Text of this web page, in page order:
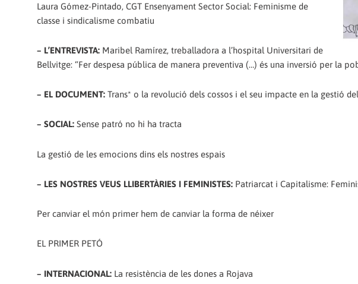
Laura Gómez-Pintado, CGT Ensenyament Sector Social: Feminisme de
classe i sindicalisme combatiu
– L’ENTREVISTA: Maribel Ramírez, treballadora a l’hospital Universitari de
Bellvitge: “Fer despesa pública de manera preventiva (…) és una inversió per la
– EL DOCUMENT: Trans* o la revolució dels cossos i el seu impacte en la gestió
– SOCIAL: Sense patró no hi ha tracta
La gestió de les emocions dins els nostres espais
– LES NOSTRES VEUS LLIBERTÀRIES I FEMINISTES: Patriarcat i Capitalisme:
Per canviar el món primer hem de canviar la forma de néixer
EL PRIMER PETÓ
– INTERNACIONAL: La resistència de les dones a Rojava